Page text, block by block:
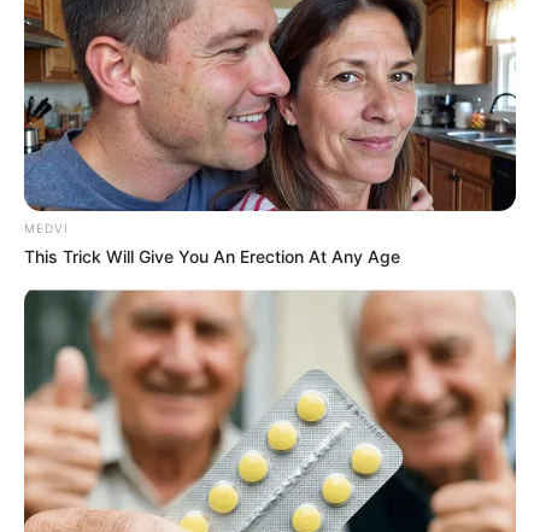
อยากรู้ไหม แม่ซื้อ ประจำตัวเด็ก ตามแต่ละวันเกิด มีลักษณะเป็น
อย่างไร มาดูกัน
17 มิ.ย. 2019
MEDVI
This Trick Will Give You An Erection At Any Age